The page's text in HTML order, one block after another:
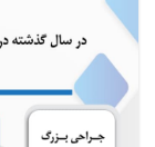
(۴۷۲۴)
های
جراحی
با